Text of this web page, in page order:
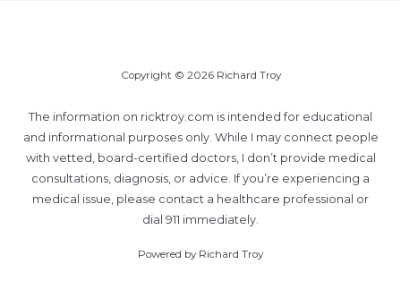
Copyright © 2026 Richard Troy
The information on ricktroy.com is intended for educational
and informational purposes only. While I may connect people
with vetted, board-certified doctors, I don’t provide medical
consultations, diagnosis, or advice. If you’re experiencing a
medical issue, please contact a healthcare professional or
dial 911 immediately.
Powered by Richard Troy